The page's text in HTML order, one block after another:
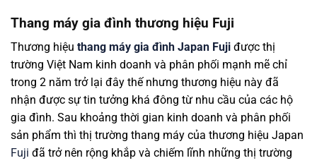
Thang máy gia đình thương hiệu Fuji
Thương hiệu thang máy gia đình Japan Fuji được thị
trường Việt Nam kinh doanh và phân phối mạnh mẽ chỉ
trong 2 năm trở lại đây thế nhưng thương hiệu này đã
nhận được sự tin tưởng khá đông từ nhu cầu của các hộ
gia đình. Sau khoảng thời gian kinh doanh và phân phối
sản phẩm thì thị trường thang máy của thương hiệu Japan
Fuji đã trở nên rộng khắp và chiếm lĩnh những thị trường